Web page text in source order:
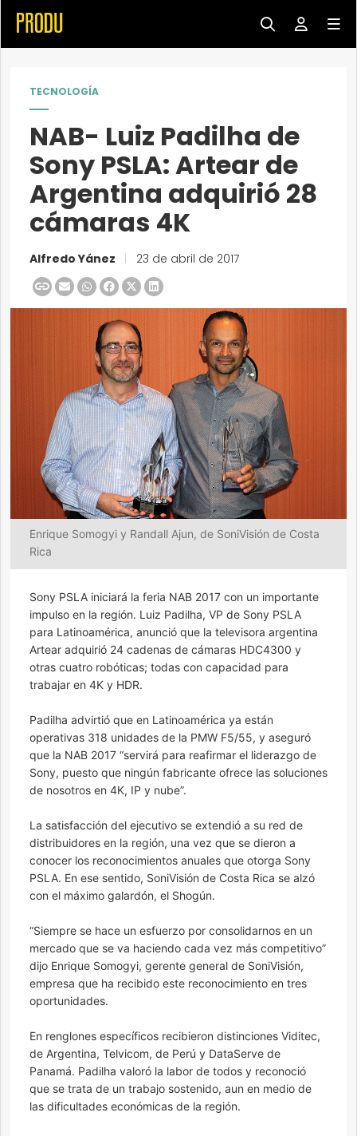
TECNOLOGÍA
NAB- Luiz Padilha de
Sony PSLA: Artear de
Argentina adquirió 28
cámaras 4K
Alfredo Yánez 23 de abril de 2017
Enrique Somogyi y Randall Ajun, de SoniVisión de Costa
Rica
Sony PSLA iniciará la feria NAB 2017 con un importante
impulso en la región. Luiz Padilha, VP de Sony PSLA
para Latinoamérica, anunció que la televisora argentina
Artear adquirió 24 cadenas de cámaras HDC4300 y
otras cuatro robóticas; todas con capacidad para
trabajar en 4K y HDR.
Padilha advirtió que en Latinoamérica ya están
operativas 318 unidades de la PMW F5/55, y aseguró
que la NAB 2017 “servirá para reafirmar el liderazgo de
Sony, puesto que ningún fabricante ofrece las soluciones
de nosotros en 4K, IP y nube”.
La satisfacción del ejecutivo se extendió a su red de
distribuidores en la región, una vez que se dieron a
conocer los reconocimientos anuales que otorga Sony
PSLA. En ese sentido, SoniVisión de Costa Rica se alzó
con el máximo galardón, el Shogún.
“Siempre se hace un esfuerzo por consolidarnos en un
mercado que se va haciendo cada vez más competitivo”
dijo Enrique Somogyi, gerente general de SoniVisión,
empresa que ha recibido este reconocimiento en tres
oportunidades.
En renglones específicos recibieron distinciones Viditec,
de Argentina, Telvicom, de Perú y DataServe de
Panamá. Padilha valoró la labor de todos y reconoció
que se trata de un trabajo sostenido, aun en medio de
las dificultades económicas de la región.